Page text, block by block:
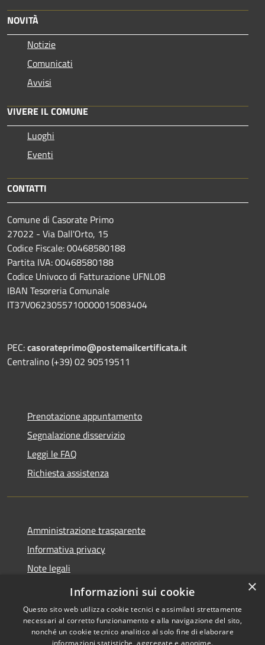
NOVITÀ
Notizie
Comunicati
Avvisi
VIVERE IL COMUNE
Luoghi
Eventi
CONTATTI
Comune di Casorate Primo
27022 - Via Dall'Orto, 15
Codice Fiscale: 00468580188
Partita IVA: 00468580188
Codice Univoco di Fatturazione UFNL0B
IBAN Tesoreria Comunale
IT37V0623055710000015083404
PEC:casorateprimo@postemailcertificata.it
Centralino (+39) 02 90519511
Prenotazione appuntamento
Segnalazione disservizio
Leggi le FAQ
Richiesta assistenza
Amministrazione trasparente
Informativa privacy
Note legali
Dichiarazione di accessibilità
×
Informazioni sui cookie
Questo sito web utilizza cookie tecnici e assimilati strettamente
necessari al corretto funzionamento e alla navigazione del sito,
nonché un cookie tecnico analitico al solo fine di elaborare
informazioni statistiche, aggregate e anonime.